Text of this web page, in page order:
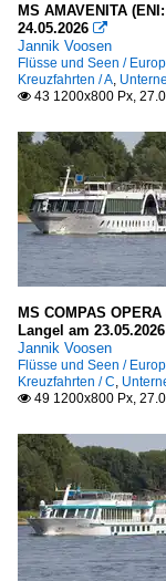
MS AMAVENITA
24.05.2026 
Jannik Voosen
Flüsse und Seen /
Kreuzfahrten / A
 43 1200x800 Px,
MS COMPAS
Langel am 23.05.2026
Jannik Voosen
Flüsse und Seen /
Kreuzfahrten / C
 49 1200x800 Px,